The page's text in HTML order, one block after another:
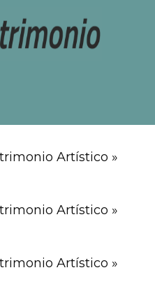
Artístico »
Artístico »
Artístico »